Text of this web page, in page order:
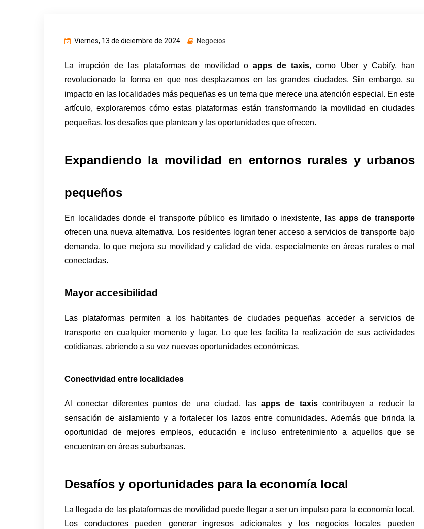
Viernes, 13 de diciembre de 2024 Negocios
La irrupción de las plataformas de movilidad o apps de taxis, como Uber y Cabify, han
revolucionado la forma en que nos desplazamos en las grandes ciudades. Sin embargo, su
impacto en las localidades más pequeñas es un tema que merece una atención especial. En este
artículo, exploraremos cómo estas plataformas están transformando la movilidad en ciudades
pequeñas, los desafíos que plantean y las oportunidades que ofrecen.
Expandiendo la movilidad en entornos rurales y urbanos
pequeños
En localidades donde el transporte público es limitado o inexistente, las
ofrecen una nueva alternativa. Los residentes logran tener acceso a servicios de transporte bajo
demanda, lo que mejora su movilidad y calidad de vida, especialmente en áreas rurales o mal
conectadas.
Mayor accesibilidad
Las plataformas permiten a los habitantes de ciudades pequeñas acceder a servicios de
transporte en cualquier momento y lugar. Lo que les facilita la realización de sus actividades
cotidianas, abriendo a su vez nuevas oportunidades económicas.
Conectividad entre localidades
Al conectar diferentes puntos de una ciudad, las apps de taxis contribuyen a reducir la
sensación de aislamiento y a fortalecer los lazos entre comunidades. Además que brinda la
oportunidad de mejores empleos, educación e incluso entretenimiento a aquellos que se
encuentran en áreas suburbanas.
Desafíos y oportunidades para la economía local
La llegada de las plataformas de movilidad puede llegar a ser un impulso para la economía local.
Los conductores pueden generar ingresos adicionales y los negocios locales pueden